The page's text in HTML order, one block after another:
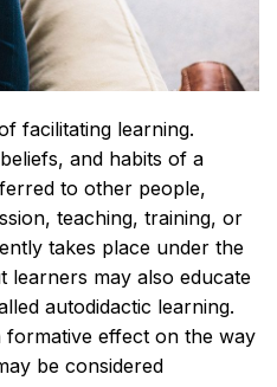
facilitating learning.
and habits of a
to other people,
teaching, training, or
takes place under the
learners may also educate
autodidactic learning.
effect on the way
be considered